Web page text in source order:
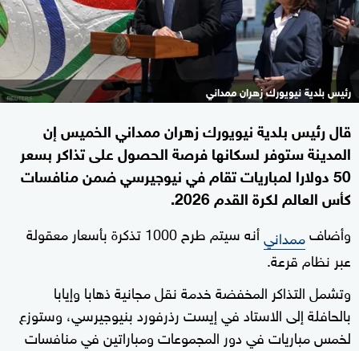
رئيس بلدية نيويورك زهران ممداني
قال رئيس بلدية نيويورك زهران ممداني الخميس إن
المدينة ستوفر لسكانها فرصة الحصول على تذاكر بسعر
⁠50 دولارا لمباريات تقام في نيوجيرسي ضمن منافسات
كأس العالم لكرة القدم 2026.
وأضافممداني
أنه سيتم طرح 1000 تذكرة بأسعار معقولة
عبر نظام قرعة.
وتشمل التذاكر المخفضة خدمة نقل مجانية ذهابا وإيابا
بالحافلة إلى الاستاد في إيست رذرفورد بنيوجيرسي، وستوزع
لخمس مباريات في ‌دور المجموعات ومباراتين في منافسات